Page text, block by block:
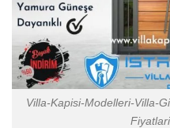
Villa-Kapisi-Modelleri-Villa-